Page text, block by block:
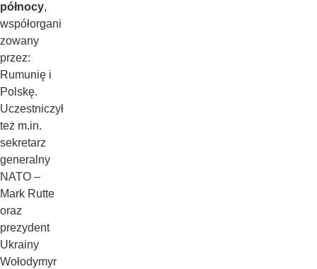
północy,
współorgani
zowany
przez:
Rumunię i
Polskę.
Uczestniczył
też m.in.
sekretarz
generalny
NATO –
Mark Rutte
oraz
prezydent
Ukrainy
Wołodymyr